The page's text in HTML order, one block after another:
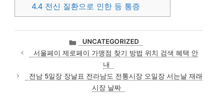
4.4 전신 질환으로 인한 등 통증
카
테
고
UNCATEGORIZED
서울페이 제로페이 가맹점 찾기 방법 위치 검색 혜택 안
내
전남 5일장 장날표 전라남도 전통시장 오일장 서는날 재래
시장 날짜